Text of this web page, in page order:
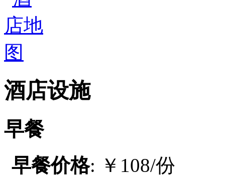
酒店设施
早餐
早餐价格: ￥108/份